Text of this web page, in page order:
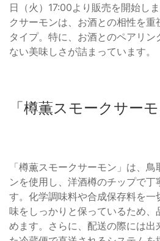
日（火）17:00より販売を開始し
クサーモンは、お酒との相性を重
タイプ。特に、お酒とのペアリ
ない美味しさが詰まっています。
「樽薫スモークサー
「樽薫スモークサーモン」は、
ンを使用し、洋酒樽のチップで
す。化学調味料や合成保存料を
味をしっかりと保っているため、
めます。さらに、配送の際には出